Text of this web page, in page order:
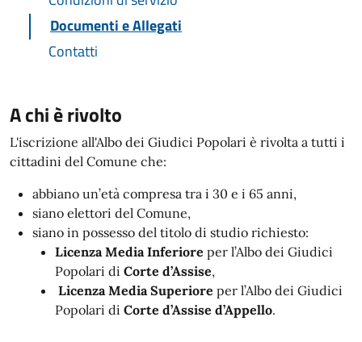
Documenti e Allegati
Contatti
A chi è rivolto
L'iscrizione all'Albo dei Giudici Popolari è rivolta a tutti i
cittadini del Comune che:
abbiano un’età compresa tra i 30 e i 65 anni,
siano elettori del Comune,
siano in possesso del titolo di studio richiesto:
Licenza Media Inferiore per l’Albo dei Giudici
Popolari di Corte d’Assise,
Licenza Media Superiore per l’Albo dei Giudici
Popolari di Corte d’Assise d’Appello.